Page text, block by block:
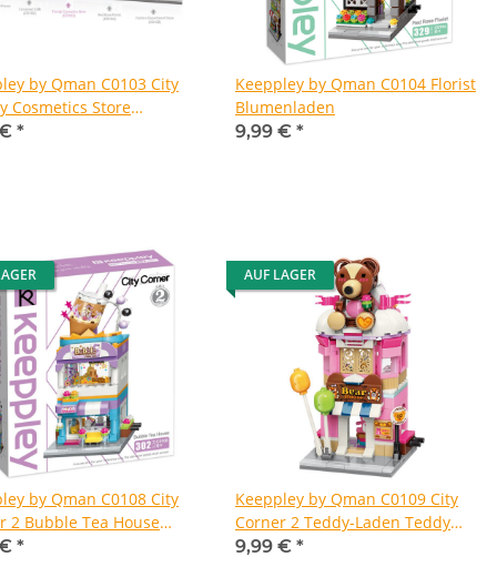
by Qman C0103 City
Cosmetics Store
*
Keeppley by Qman C0104 Florist
Blumenladen
9,99 € *
by Qman C0108 City
2 Bubble Tea House
*
AUF LAGER
Keeppley by Qman C0109 City
Corner 2 Teddy-Laden Teddy
Theme Store Kuscheltier
9,99 € *